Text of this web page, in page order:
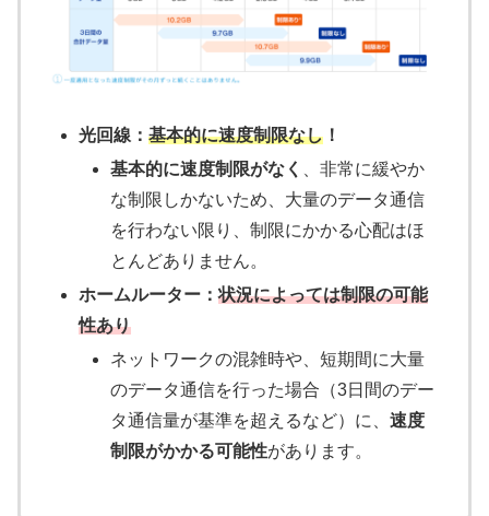
光回線：基本的に速度制限なし ！
基本的に速度制限がなく
、非常に緩やか
な制限しかないため、大量のデータ通信
を行わない限り、制限にかかる心配はほ
とんどありません。
ホームルーター：状況によっては制限の可能
性あり
ネットワークの混雑時や、短期間に大量
のデータ通信を行った場合（3日間のデー
タ通信量が基準を超えるなど）に、速度
制限がかかる可能性があります。